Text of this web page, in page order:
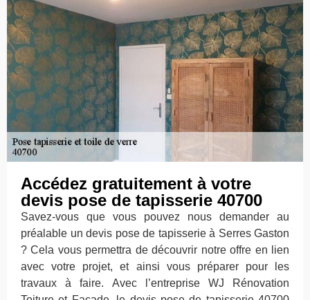
Accédez gratuitement à votre
devis pose de tapisserie 40700
Savez-vous que vous pouvez nous demander au
préalable un devis pose de tapisserie à Serres Gaston
? Cela vous permettra de découvrir notre offre en lien
avec votre projet, et ainsi vous préparer pour les
travaux à faire. Avec l’entreprise WJ Rénovation